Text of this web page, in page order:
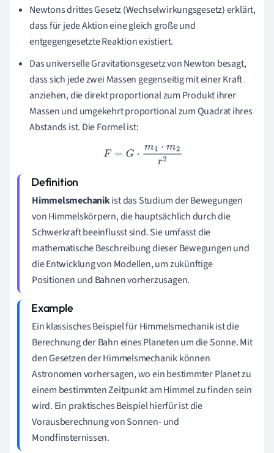
Newtons drittes Gesetz (Wechselwirkungsgesetz) erklärt,
dass für jede Aktion eine gleich große und
entgegengesetzte Reaktion existiert.
Das universelle Gravitationsgesetz von Newton besagt,
dass sich jede zwei Massen gegenseitig mit einer Kraft
anziehen, die direkt proportional zum Produkt ihrer
Massen und umgekehrt proportional zum Quadrat ihres
Abstands ist. Die Formel ist:
F= G⋅ m 1⋅m2r2
Himmelsmechanikist das Studium der Bewegungen
von Himmelskörpern, die hauptsächlich durch die
Schwerkraft beeinflusst sind. Sie umfasst die
mathematische Beschreibung dieser Bewegungen und
die Entwicklung von Modellen, um zukünftige
Positionen und Bahnen vorherzusagen.
Ein klassisches Beispiel für Himmelsmechanik ist die
Berechnung der Bahn eines Planeten um die Sonne. Mit
den Gesetzen der Himmelsmechanik können
Astronomen vorhersagen, wo ein bestimmter Planet zu
einem bestimmten Zeitpunkt am Himmel zu finden sein
wird. Ein praktisches Beispiel hierfür ist die
Vorausberechnung von Sonnen- und
Mondfinsternissen.